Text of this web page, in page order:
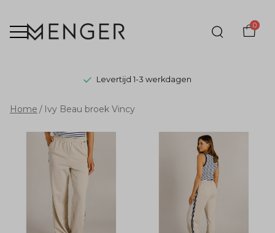
0
Levertijd 1-3 werkdagen
Ivy
Beau
broek
Vincy
Home Ivy Beau broek Vincy